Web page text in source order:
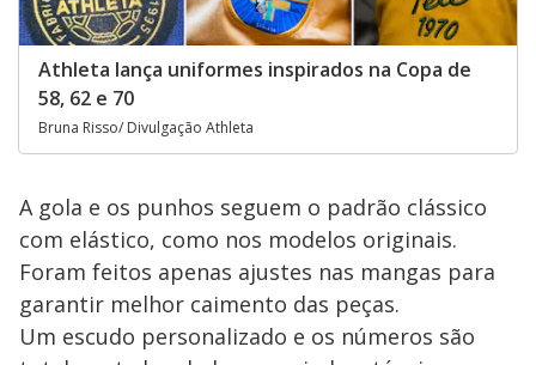
Athleta lança uniformes inspirados na Copa de
58, 62 e 70
Bruna Risso/ Divulgação Athleta
A gola e os punhos seguem o padrão clássico
com elástico, como nos modelos originais.
Foram feitos apenas ajustes nas mangas para
garantir melhor caimento das peças.
Um escudo personalizado e os números são